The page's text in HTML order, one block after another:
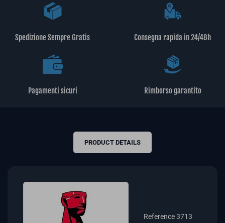
Spedizione Sempre Gratis Consegna rapida in 24/48h
Pagamenti sicuri Rimborso garantito
PRODUCT DETAILS
Reference3713